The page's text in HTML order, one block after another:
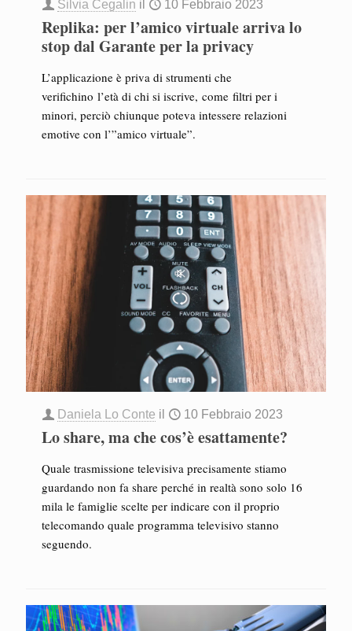
Silvia Cegalin il 10 Febbraio 2023
Replika: per l’amico virtuale arriva lo
stop dal Garante per la privacy
L’applicazione è priva di strumenti che
verifichino l’età di chi si iscrive, come filtri per i
minori, perciò chiunque poteva intessere relazioni
emotive con l’”amico virtuale”.
Daniela Lo Conte il 10 Febbraio 2023
Lo share, ma che cos’è esattamente?
Quale trasmissione televisiva precisamente stiamo
guardando non fa share perché in realtà sono solo 16
mila le famiglie scelte per indicare con il proprio
telecomando quale programma televisivo stanno
seguendo.